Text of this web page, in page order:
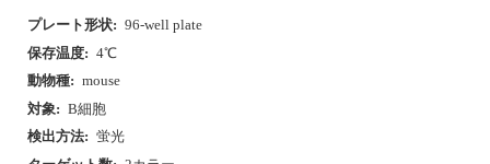
プレート形状: 96-well plate
保存温度: 4℃
動物種: mouse
対象: B細胞
検出方法: 蛍光